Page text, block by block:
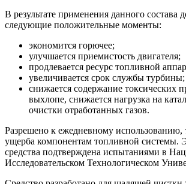
В результате применения данного состава
следующие положительные моменты:
экономится горючее;
улучшается приемистость двигателя;
продлевается ресурс топливной
увеличивается срок службы турбины;
снижается содержание токсических
выхлопе, снижается нагрузка на
очистки отработанных газов.
Разрешено к ежедневному использованию,
ущерба компонентам топливной системы.
средства подтверждена испытаниями в
Исследовательском Технологическом